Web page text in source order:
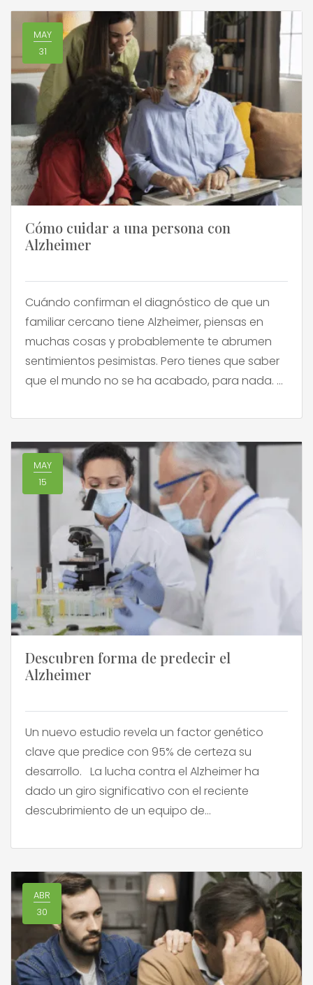
desafiantes. Un […]
MAY
31
Cómo cuidar a una persona con
Alzheimer
Cuándo confirman el diagnóstico de que un
familiar cercano tiene Alzheimer, piensas en
muchas cosas y probablemente te abrumen
sentimientos pesimistas. Pero tienes que saber
que el mundo no se ha acabado, para nada. El
toma tiempo en que el paciente llegue a
etapas avanzadas, donde la relación diaria […]
MAY
15
Descubren forma de predecir el
Alzheimer
Un nuevo estudio revela un factor genético
clave que predice con 95% de certeza su
desarrollo. La lucha contra el Alzheimer ha
dado un giro significativo con el reciente
descubrimiento de un equipo de
Hospital de Sant Pau de Barcelona. Estos
científicos han identificado una nueva forma
[…]
ABR
30